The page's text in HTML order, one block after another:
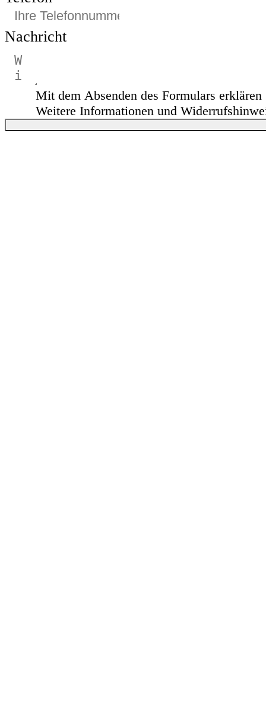
Nachricht
Mit dem Absenden des Formulars
Weitere Informationen und